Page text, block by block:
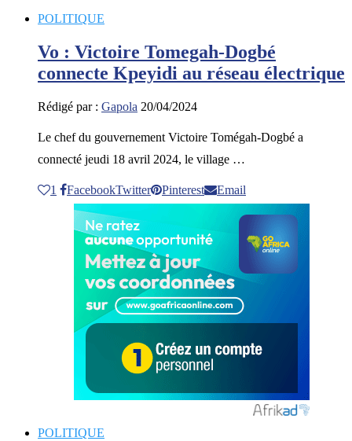
POLITIQUE
Vo : Victoire Tomegah-Dogbé
connecte Kpeyidi au réseau électrique
Rédigé par : Gapola 20/04/2024
Le chef du gouvernement Victoire Tomégah-Dogbé a
connecté jeudi 18 avril 2024, le village …
1 FacebookTwitter Pinterest Email
POLITIQUE